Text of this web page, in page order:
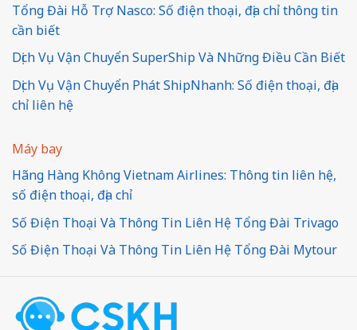
Tổng Đài Hỗ Trợ Nasco: Số điện thoại, địa chỉ thông tin
cần biết
Dịch Vụ Vận Chuyển SuperShip Và Những Điều Cần Biết
Dịch Vụ Vận Chuyển Phát ShipNhanh: Số điện thoại, địa
chỉ liên hệ
Máy bay
Hãng Hàng Không Vietnam Airlines: Thông tin liên hệ,
số điện thoại, địa chỉ
Số Điện Thoại Và Thông Tin Liên Hệ Tổng Đài Trivago
Số Điện Thoại Và Thông Tin Liên Hệ Tổng Đài Mytour